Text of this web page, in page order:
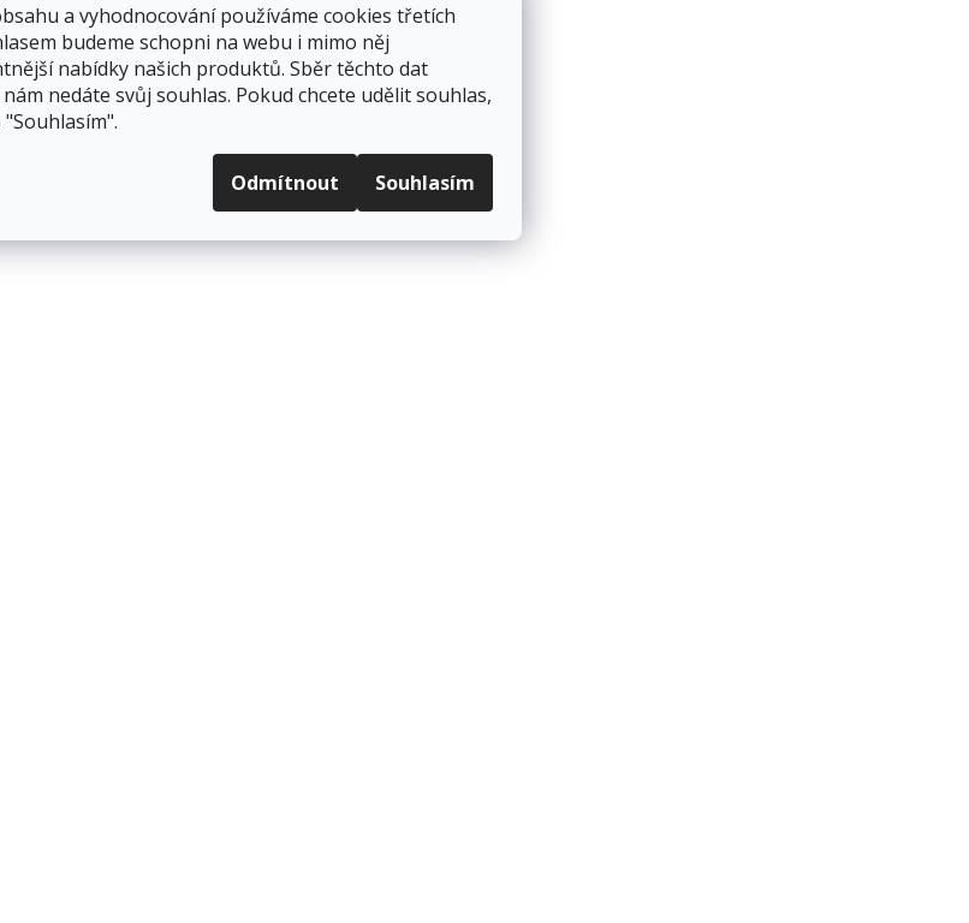
a vyhodnocování používáme cookies třetích
budeme schopni na webu i mimo něj
nabídky našich produktů. Sběr těchto dat
nedáte svůj souhlas. Pokud chcete udělit souhlas,
Odmítnout Souhlasím